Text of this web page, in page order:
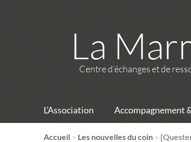
La
Centre d’échanges et de
L’Association Accompagnement
Accueil > Les nouvelles du coin >